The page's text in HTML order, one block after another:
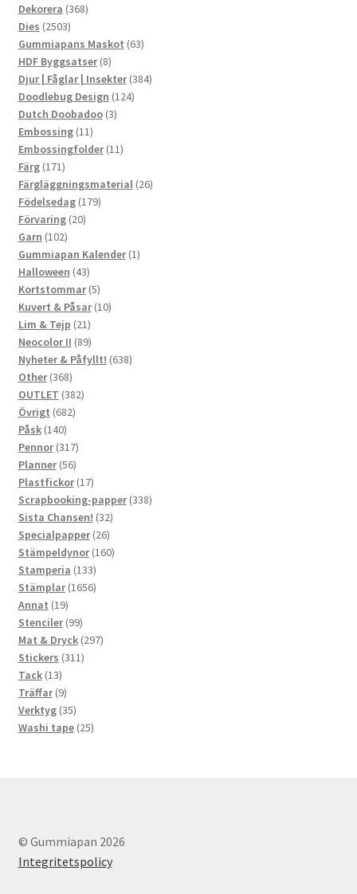
produkter
Dekorera 368368
Dies 25032503
produkter
Gummiapans Maskot 6363
HDF Byggsatser 88
produkter
Djur | Fåglar | Insekter 384384
Doodlebug Design 124124
Dutch Doobadoo 33
Embossing 1111
produkter
Embossingfolder 1111
Färg 171171
produkter
Färgläggningsmaterial 2626
Födelsedag 179179
Förvaring 2020
Garn 102102
produkter
Gummiapan Kalender 11
Halloween 4343
produkter
Kortstommar 55
produkter
Kuvert & Påsar 1010
Lim & Tejp 2121
produkter
Neocolor II 8989
produkter
Nyheter & Påfyllt! 638638
Other 368368
produkter
OUTLET 382382
Övrigt 682682
Påsk 140140
produkter
Pennor 317317
produkter
Planner 5656
produkter
Plastfickor 1717
produkter
Scrapbooking-papper 338338
Sista Chansen! 3232
produkter
Specialpapper 2626
produkter
Stämpeldynor 160160
Stamperia 133133
produkter
Stämplar 16561656
Annat 1919
produkter
Stenciler 9999
produkter
Mat & Dryck 297297
Stickers 311311
Tack 1313
produkter
Träffar 99
produkter
Verktyg 3535
produkter
Washi tape 2525
© Gummiapan 2026
Integritetspolicy